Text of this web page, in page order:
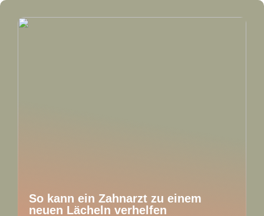
So kann ein Zahnarzt zu einem
neuen Lächeln verhelfen